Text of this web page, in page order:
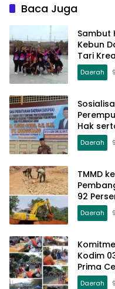
Baca Juga
Sambut
Kebun
Tari
Lainnya
Daerah
Hak
Daerah
TMMD
92
Daerah
Kodim
Prima
Day
Daerah